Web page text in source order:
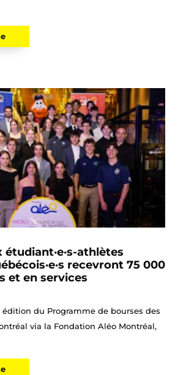
athlètes
recevront 75 000
et en services
édition du Programme de bourses des
via la Fondation Aléo Montréal,